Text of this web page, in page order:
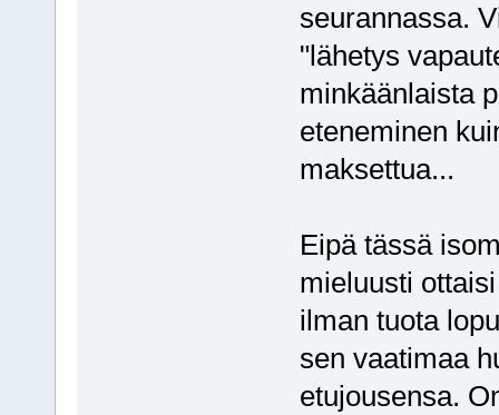
seurannassa.
"lähetys
minkäänlaista
eteneminen
maksettua...
Eipä tässä
mieluusti
ilman tuota
sen vaatimaa
etujousensa.